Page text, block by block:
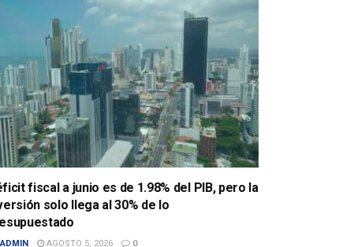
fiscal a junio es de 1.98% del PIB, pero la
solo llega al 30% de lo
ADMIN AGOSTO 5, 2026 0